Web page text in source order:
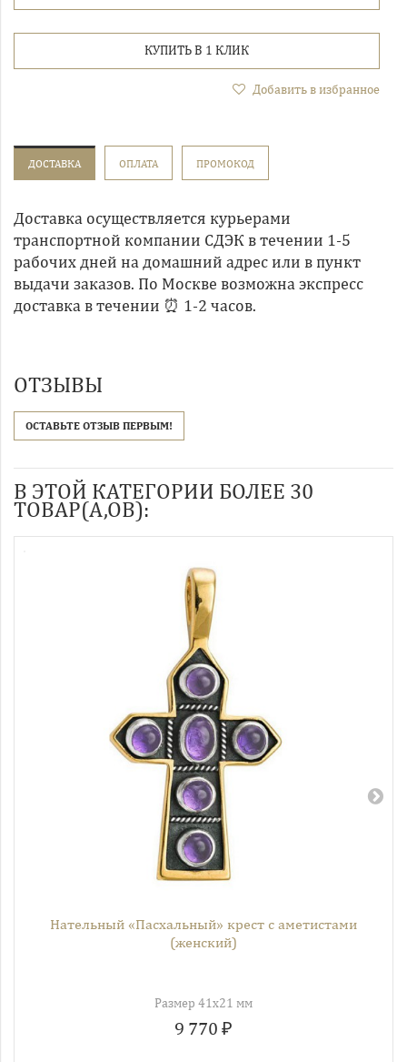
КУПИТЬ В 1 КЛИК
Добавить в избранное
ДОСТАВКА ОПЛАТА ПРОМОКОД
Доставка осуществляется курьерами
транспортной компании СДЭК в течении 1-5
рабочих дней на домашний адрес или в пункт
выдачи заказов. По Москве возможна экспресс
доставка в течении ⏰ 1-2 часов.
ОТЗЫВЫ
ОСТАВЬТЕ ОТЗЫВ ПЕРВЫМ!
В ЭТОЙ КАТЕГОРИИ БОЛЕЕ 30
ТОВАР(А,ОВ):
Нательный «Пасхальный» крест с аметистами
(женский)
Размер 41х21 мм
9 770 ₽